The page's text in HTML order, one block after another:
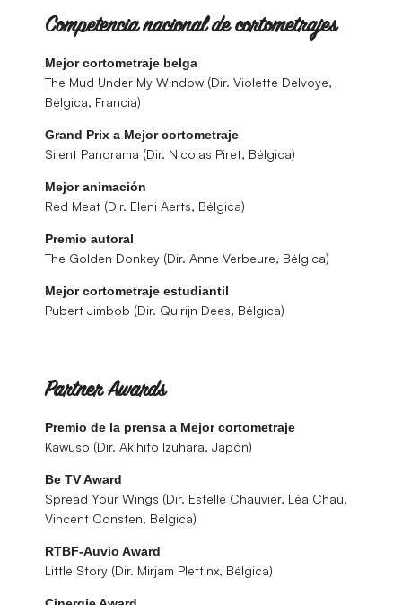
Competencia nacional de cortometrajes
Mejor cortometraje belga
The Mud Under My Window (Dir. Violette Delvoye,
Bélgica, Francia)
Grand Prix a Mejor cortometraje
Silent Panorama (Dir. Nicolas Piret, Bélgica)
Mejor animación
Red Meat (Dir. Eleni Aerts, Bélgica)
Premio autoral
The Golden Donkey (Dir. Anne Verbeure, Bélgica)
Mejor cortometraje estudiantil
Pubert Jimbob (Dir. Quirijn Dees, Bélgica)
Partner Awards
Premio de la prensa a Mejor cortometraje
Kawuso (Dir. Akihito Izuhara, Japón)
Be TV Award
Spread Your Wings (Dir. Estelle Chauvier, Léa Chau,
Vincent Consten, Bélgica)
RTBF-Auvio Award
Little Story (Dir. Mirjam Plettinx, Bélgica)